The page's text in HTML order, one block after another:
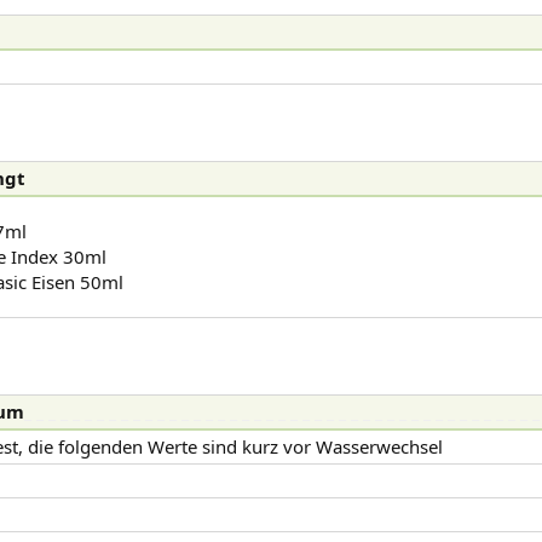
Index 30ml
Eisen 50ml
die folgenden Werte sind kurz vor Wasserwechsel